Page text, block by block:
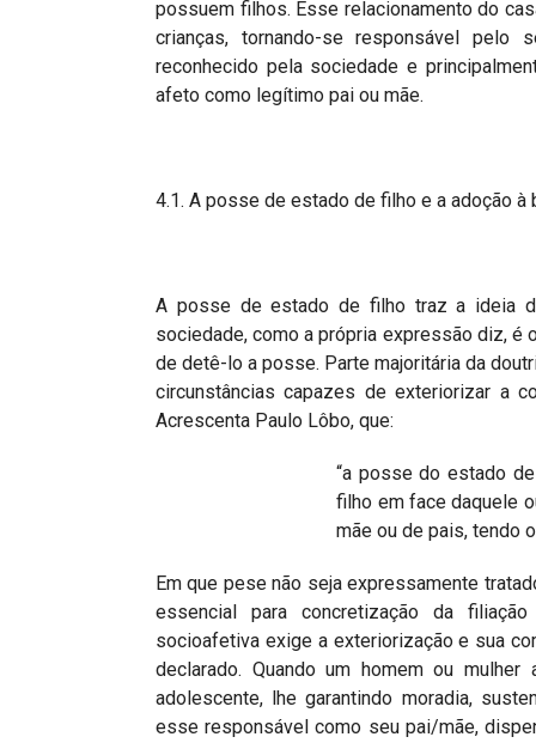
possuem filhos. Esse relacionamento do
crianças, tornando-se responsável pelo
reconhecido pela sociedade e
afeto como legítimo pai ou mãe.
4.1. A posse de estado de filho e a adoção à
A posse de estado de filho traz a ideia
sociedade, como a própria expressão diz,
de detê-lo a posse. Parte majoritária da
circunstâncias capazes de exteriorizar a
Acrescenta Paulo Lôbo, que:
“a posse do estado
filho em face daquele
mãe ou de pais, tendo
Em que pese não seja expressamente
essencial para concretização da
socioafetiva exige a exteriorização e sua
declarado. Quando um homem ou
adolescente, lhe garantindo moradia,
esse responsável como seu pai/mãe,